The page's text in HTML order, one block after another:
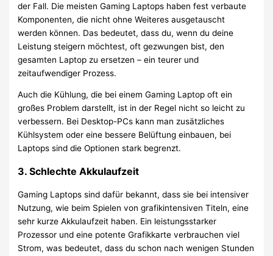
der Fall. Die meisten Gaming Laptops haben fest verbaute
Komponenten, die nicht ohne Weiteres ausgetauscht
werden können. Das bedeutet, dass du, wenn du deine
Leistung steigern möchtest, oft gezwungen bist, den
gesamten Laptop zu ersetzen – ein teurer und
zeitaufwendiger Prozess.
Auch die Kühlung, die bei einem Gaming Laptop oft ein
großes Problem darstellt, ist in der Regel nicht so leicht zu
verbessern. Bei Desktop-PCs kann man zusätzliches
Kühlsystem oder eine bessere Belüftung einbauen, bei
Laptops sind die Optionen stark begrenzt.
3.Schlechte Akkulaufzeit
Gaming Laptops sind dafür bekannt, dass sie bei intensiver
Nutzung, wie beim Spielen von grafikintensiven Titeln, eine
sehr kurze Akkulaufzeit haben. Ein leistungsstarker
Prozessor und eine potente Grafikkarte verbrauchen viel
Strom, was bedeutet, dass du schon nach wenigen Stunden